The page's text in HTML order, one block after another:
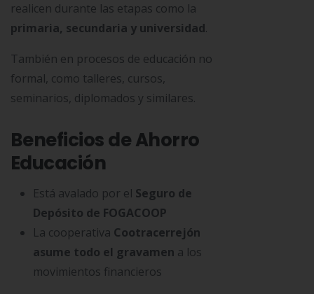
realicen durante las etapas como la
primaria, secundaria y universidad.
También en procesos de educación no
formal, como talleres, cursos,
seminarios, diplomados y similares.
Beneficios de Ahorro
Educación
Está avalado por el Seguro de
Depósito de FOGACOOP
La cooperativa Cootracerrejón
asume todo el gravamen a los
movimientos financieros